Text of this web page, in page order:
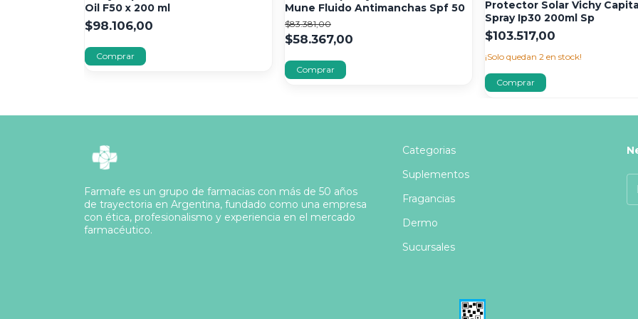
Oil F50 x 200 ml
$98.106,00
Mune Fluido Antimanchas Spf 50
$58.367,00
$83.381,00
Protector Solar Vichy
Spray Ip30 200ml Sp
$103.517,00
¡Solo quedan 2 en stock!
Farmafe es un grupo de farmacias con más de 50 años
de trayectoria en Argentina, fundado como una empresa
con ética, profesionalismo y experiencia en el mercado
farmacéutico.
Categorias
Suplementos
Fragancias
Dermo
Sucursales